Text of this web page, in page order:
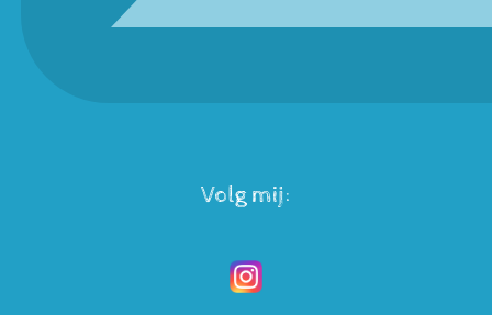
Volg mij: